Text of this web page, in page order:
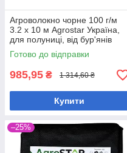
Агроволокно чорне 100 г/м
3.2 х 10 м Agrostar Україна,
для полуниці, від бур'янів
Готово до відправки
985,95 ₴ 1 314,60 ₴
Купити
–25%